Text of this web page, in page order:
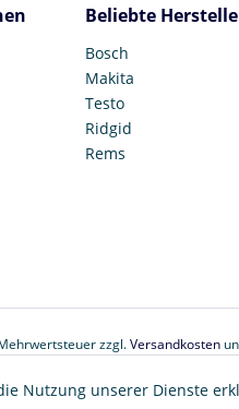
Beliebte
Bosch
Makita
Testo
Ridgid
Rems
zzgl.Versandkosten
© 2017
Nutzung unserer Dienste